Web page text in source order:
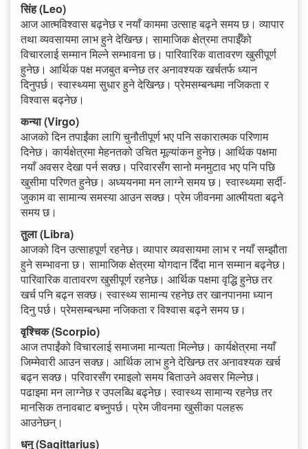
सिंह (Leo)
आज आत्मविश्वास बढ्नेछ र नयाँ काममा उत्साह बढ्ने समय छ। व्यापार
तथा व्यवसायमा लाभ हुने देखिन्छ। सामाजिक क्षेत्रमा तपाईँको
विचारलाई सम्मान मिल्ने सम्भावना छ। पारिवारिक वातावरण खुसीपूर्ण
हुनेछ। आर्थिक पक्ष मजबुत बन्नेछ तर अनावश्यक खर्चतर्फ ध्यान
दिनुपर्छ। स्वास्थ्यमा सुधार हुने देखिन्छ। प्रेमसम्बन्धमा नजिकता र
विश्वास बढ्नेछ।
कन्या (Virgo)
आजको दिन तपाईंका लागि चुनौतीपूर्ण भए पनि सकारात्मक परिणाम
दिनेछ। कार्यक्षेत्रमा मेहनतको उचित मूल्यांकन हुनेछ। आर्थिक पक्षमा
नयाँ अवसर देखा पर्न सक्छ। परिवारसँग सानो मनमुटाव भए पनि पछि
खुसीमा परिणत हुनेछ। अध्ययनमा मन लाग्ने समय छ। स्वास्थ्यमा सर्दी-
जुकाम वा सामान्य समस्या आउन सक्छ। प्रेम जीवनमा आत्मीयता बढ्ने
समय छ।
तुला (Libra)
आजको दिन उत्साहपूर्ण रहनेछ। व्यापार व्यवसायमा लाभ र नयाँ सम्झौता
हुने सम्भावना छ। सामाजिक क्षेत्रमा योगदान दिँदा मान सम्मान बढ्नेछ।
पारिवारिक वातावरण खुसीपूर्ण रहनेछ। आर्थिक पक्षमा वृद्धि हुनेछ तर
खर्च पनि बढ्न सक्छ। स्वास्थ्य सामान्य रहनेछ तर खानपानमा ध्यान
दिनु पर्छ। प्रेमसम्बन्धमा नजिकता र विश्वास बढ्ने समय छ।
वृश्चिक (Scorpio)
आज तपाईंको विचारलाई समाजमा मान्यता मिल्नेछ। कार्यक्षेत्रमा नयाँ
जिम्मेवारी आउन सक्छ। आर्थिक लाभ हुने देखिन्छ तर अनावश्यक खर्च
बढ्न सक्छ। परिवारसँग रमाइलो समय बिताउने अवसर मिल्नेछ।
पढाइमा मन लाग्नेछ र उपलब्धि बढ्नेछ। स्वास्थ्य सामान्य रहनेछ तर
मानसिक तनावबाट बच्नुपर्छ। प्रेम जीवनमा खुसीका पलहरू
आउनेछन्।
धनु (Sagittarius)